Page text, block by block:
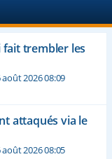
fait trembler les
août 2026 08:09
attaqués via le
août 2026 08:05